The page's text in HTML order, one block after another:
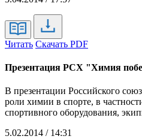
Читать Скачать PDF
Презентация РСХ "Химия
В презентации Российского
роли химии в спорте, в
спортивного оборудования,
5.02.2014 / 14:31